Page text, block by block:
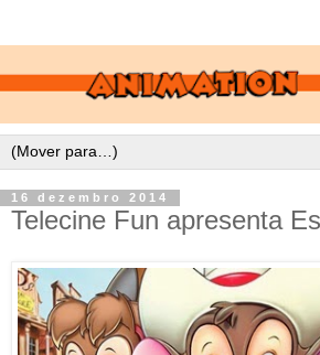
16 dezembro 2014
Telecine Fun apresenta